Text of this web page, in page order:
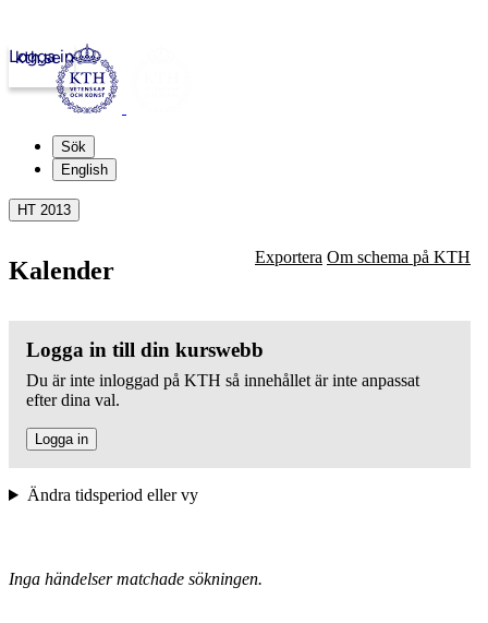
kth.se
Logga in
Sök
English
HT 2013
Kalender Exportera Om schema på KTH
Logga in till din kurswebb
Du är inte inloggad på KTH så innehållet är inte anpassat
efter dina val.
Logga in
Ändra tidsperiod eller vy
Inga händelser matchade sökningen.